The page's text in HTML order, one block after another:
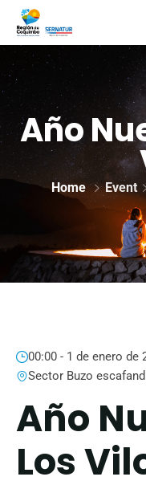
Año
Home Event
00:00 - 1 de enero de
Sector Buzo
Año
Los